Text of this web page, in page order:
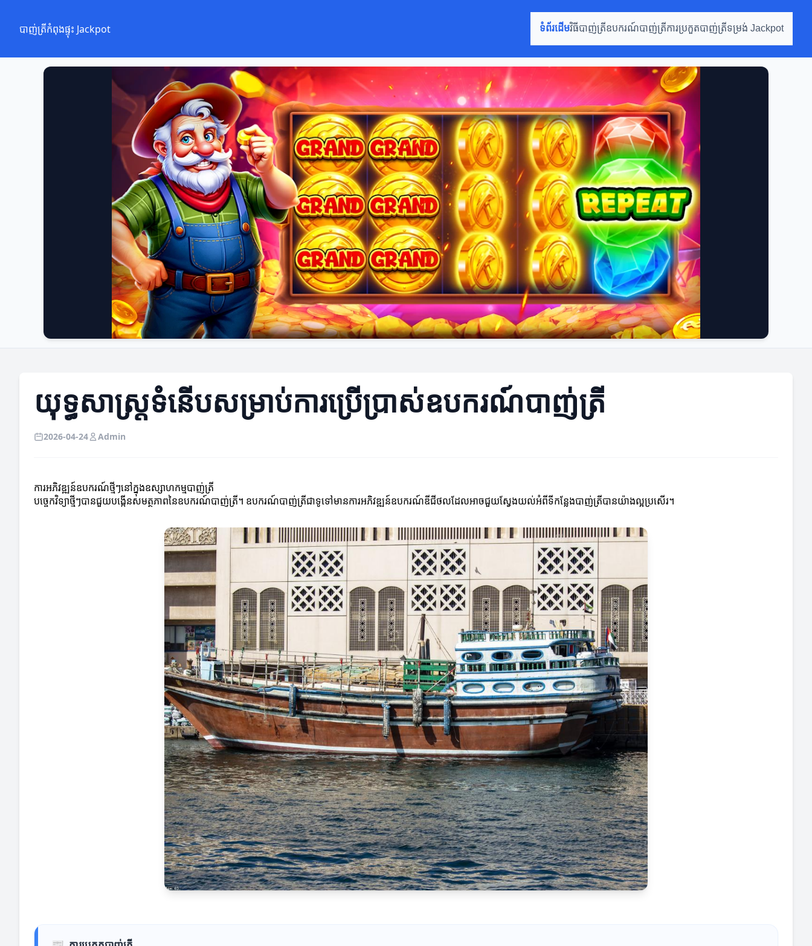
បាញ់ត្រីកំពុងផ្ទុះ Jackpot ទំព័រដើមវិធីបាញ់ត្រីឧបករណ៍បាញ់ត្រីការប្រកួតបាញ់ត្រីទម្រង់ Jackpot
យុទ្ធសាស្ត្រទំនើបសម្រាប់ការប្រើប្រាស់ឧបករណ៍បាញ់ត្រី
2026-04-24 Admin
ការអភិវឌ្ឍន៍ឧបករណ៍ថ្មីៗនៅក្នុងឧស្សាហកម្មបាញ់ត្រី
បច្ចេកវិទ្យាថ្មីៗបានជួយបង្កើនសមត្ថភាពនៃឧបករណ៍បាញ់ត្រី។ ឧបករណ៍បាញ់ត្រីជាទូទៅមានការអភិវឌ្ឍន៍ឧបករណ៍ឌីជីថលដែលអាចជួយស្វែងយល់អំពីទីកន្លែងបាញ់ត្រីបានយ៉ាងល្អប្រសើរ។